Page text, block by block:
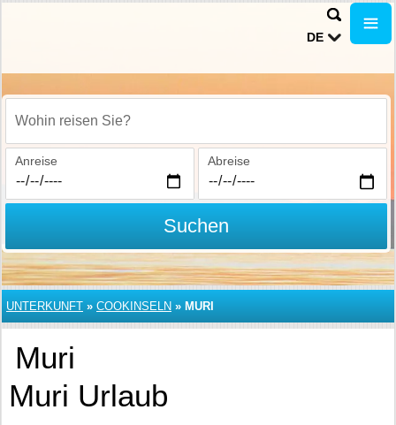
DE
Wohin reisen Sie?
Anreise Abreise
Suchen
UNTERKUNFT » COOKINSELN » MURI
Muri
Muri Urlaub